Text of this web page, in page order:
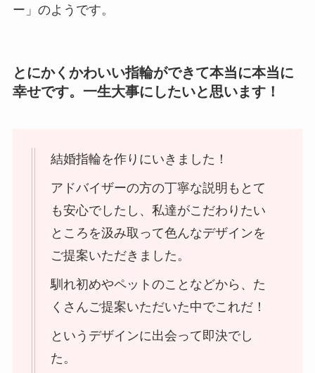
ー」のようです。
とにかくかわいい指輪ができて本当に本当に
幸せです。一生大事にしたいと思います！
結婚指輪を作りにいきました！
アドバイザーの方の丁寧な説明もとて
も安心でしたし、私達がこだわりたい
ところを汲み取って色んなデザインを
ご提案いただきました。
馴れ初めやペットのことなどから、た
くさんご提案いただいた中でこれだ！
というデザインに出会って即決でし
た。